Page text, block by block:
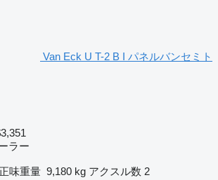
Van Eck U T-2 B I パネルバンセミト
ラー
正味重量 9,180 kg アクスル数 2